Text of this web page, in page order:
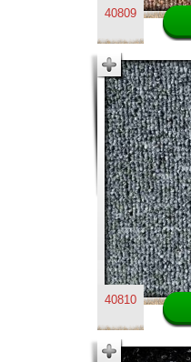
40809
40810